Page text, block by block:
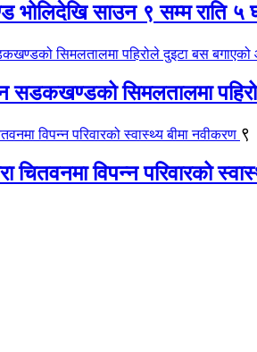
साउन ९ सम्म राति ५
सडकखण्डको सिमलतालमा
९
चितवनमा विपन्न परिवारको